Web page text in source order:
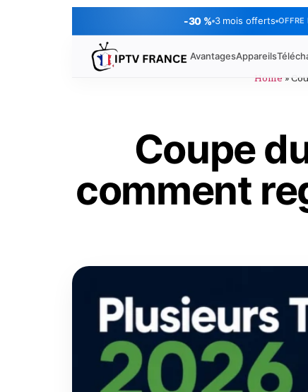
-30 % 3 mois offerts OFFRE
AvantagesAppareils
Home »
Coupe
comment